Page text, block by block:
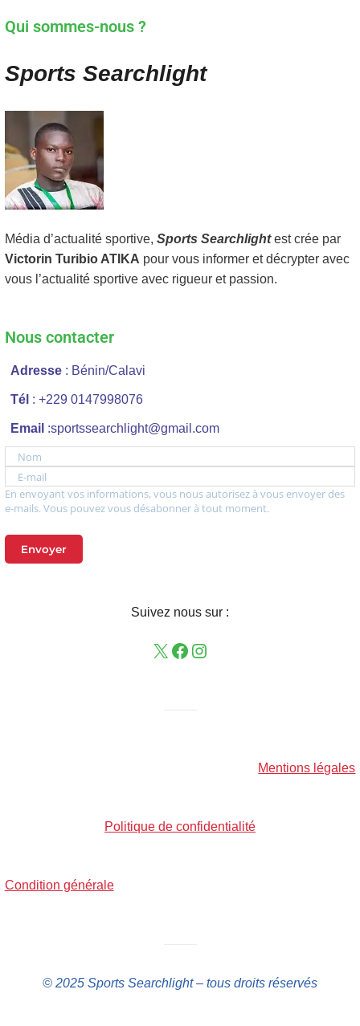
Qui sommes-nous ?
Sports Searchlight
Média d’actualité sportive, Sports Searchlightest crée par
Victorin Turibio ATIKA pour vous informer et décrypter avec
vous l’actualité sportive avec rigueur et passion.
Nous contacter
Adresse : Bénin/Calavi
Tél : +229 0147998076
Email :sportssearchlight@gmail.com
Nom
E-mail
En envoyant vos informations, vous nous autorisez à vous envoyer des
e-mails. Vous pouvez vous désabonner à tout moment.
Envoyer
Suivez nous sur :
Mentions légales
Politique de confidentialité
Condition générale
© 2025 Sports Searchlight – tous droits réservés